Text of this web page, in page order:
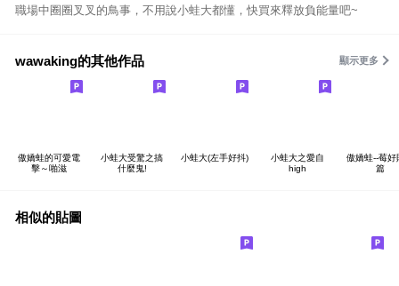
職場中圈圈叉叉的鳥事，不用說小蛙大都懂，快買來釋放負能量吧~
wawaking的其他作品 顯示更多
傲嬌蛙的可愛電
擊～啪滋
小蛙大受驚之搞
什麼鬼!
小蛙大(左手好抖)
小蛙大之愛自
high
傲嬌蛙--莓好
篇
相似的貼圖